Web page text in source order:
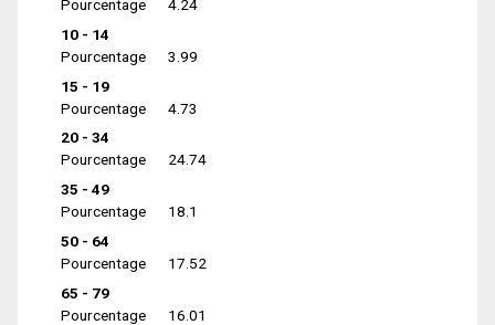
Pourcentage
4.24
10 - 14
Pourcentage
3.99
15 - 19
Pourcentage
4.73
20 - 34
Pourcentage
24.74
35 - 49
Pourcentage
18.1
50 - 64
Pourcentage
17.52
65 - 79
Pourcentage
16.01